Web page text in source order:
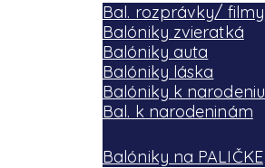
Bal. rozprávky/ filmy
Balóniky zvieratká
Balóniky auta
Balóniky láska
Balóniky k narodeniu
Bal. k narodeninám
Balóniky na PALIČKE